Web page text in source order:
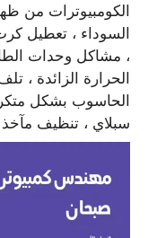
الكومبيوترات من
السوداء ، تعطيل
، مشاكل وحدات
الحرارة الزائدة ،
الحاسوب بشكل
سبلاي ، تنظيف